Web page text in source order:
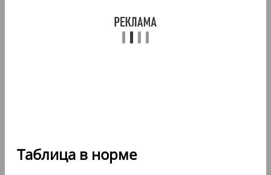
Таблица в норме